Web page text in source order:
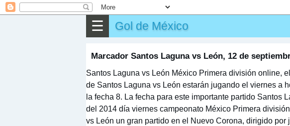
☰ Gol de México
Marcador Santos Laguna vs León, 12 de
Santos Laguna vs León México Primera división online,
de Santos Laguna vs León estarán jugando el viernes a
la fecha 8. La fecha para este importante partido Santos
del 2014 día viernes campeonato México Primera
vs León un gran partido en el Nuevo Corona, dirigido por
▶ Partidos
✎ Otros